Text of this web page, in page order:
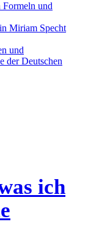
und
Miriam Specht
und
der Deutschen
ich